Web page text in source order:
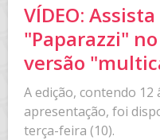
VÍDEO:
"Paparazzi"
versão
A edição, contendo
apresentação, foi
terça-feira (10).